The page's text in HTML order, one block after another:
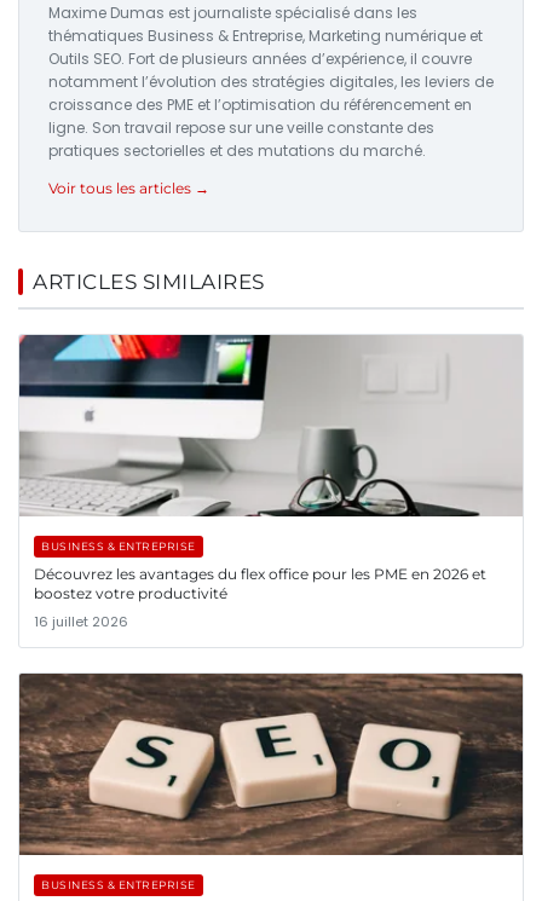
Maxime Dumas est journaliste spécialisé dans les
thématiques Business & Entreprise, Marketing numérique et
Outils SEO. Fort de plusieurs années d’expérience, il couvre
notamment l’évolution des stratégies digitales, les leviers de
croissance des PME et l’optimisation du référencement en
ligne. Son travail repose sur une veille constante des
pratiques sectorielles et des mutations du marché.
Voir tous les articles →
ARTICLES SIMILAIRES
BUSINESS & ENTREPRISE
Découvrez les avantages du flex office pour les PME en 2026 et
boostez votre productivité
16 juillet 2026
BUSINESS & ENTREPRISE